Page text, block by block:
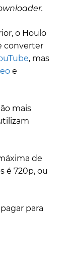
o Houlo
converter
, mas
e
mais
de
é 720p, ou
para